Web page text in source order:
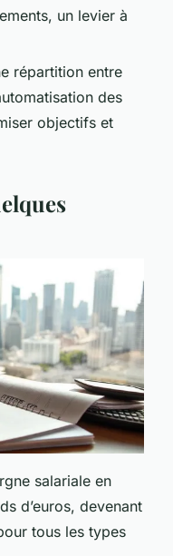
un levier à
répartition entre
des
objectifs et
salariale en
d’euros, devenant
tous les types